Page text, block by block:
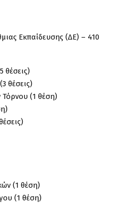
Εκπαίδευσης (ΔΕ) – 410
θέσεις)
θέσεις)
Τόρνου (1 θέση)
(1 θέση)
(1 θέση)